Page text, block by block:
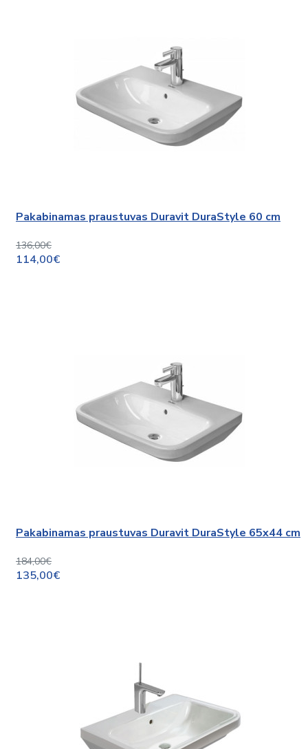
Pakabinamas praustuvas Duravit DuraStyle 60 cm
136,00€
114,00€
Pakabinamas praustuvas Duravit DuraStyle 65x44 cm
184,00€
135,00€